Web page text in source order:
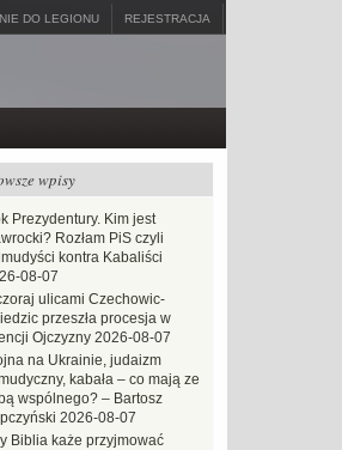
DO LEGIONU REJESTRACJA
wpisy
Prezydentury. Kim jest
Rozłam PiS czyli
kontra Kabaliści
08-07
ulicami Czechowic-
przeszła procesja w
Ojczyzny 2026-08-07
na Ukrainie, judaizm
kabała – co mają ze
wspólnego? – Bartosz
2026-08-07
Biblia każe przyjmować